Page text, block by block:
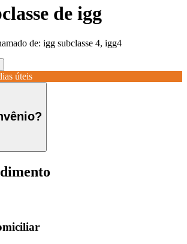
de igg
de: igg subclasse 4, igg4
úteis